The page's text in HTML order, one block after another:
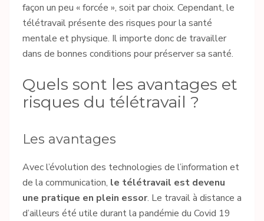
façon un peu « forcée », soit par choix. Cependant, le
télétravail présente des risques pour la santé
mentale et physique. Il importe donc de travailler
dans de bonnes conditions pour préserver sa santé.
Quels sont les avantages et
risques du télétravail ?
Les avantages
Avec l’évolution des technologies de l’information et
de la communication, le télétravail est devenu
une pratique en plein essor. Le travail à distance a
d’ailleurs été utile durant la pandémie du Covid 19